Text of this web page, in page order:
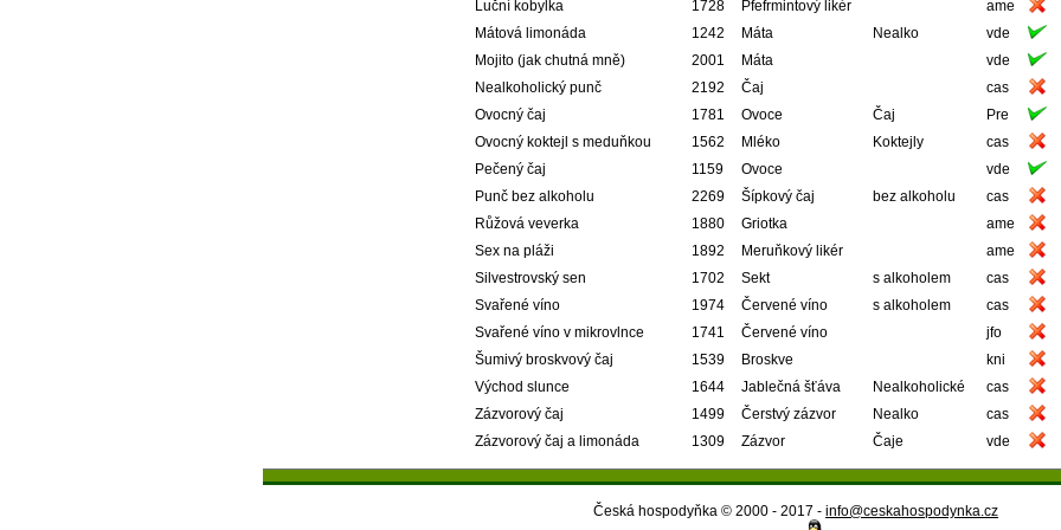
Luční kobylka
1728 Pfefrmintový likér ame
Mátová limonáda
1242 Máta Nealko vde
Mojito (jak chutná mně)
2001 Máta vde
Nealkoholický punč
2192 Čaj cas
Ovocný čaj
1781 Ovoce Čaj Pre
Ovocný koktejl s meduňkou
1562 Mléko Koktejly cas
Pečený čaj
1159 Ovoce vde
Punč bez alkoholu
2269 Šípkový čaj bez alkoholu cas
Růžová veverka
1880 Griotka ame
Sex na pláži
1892 Meruňkový likér ame
Silvestrovský sen
1702 Sekt s alkoholem cas
Svařené víno
1974 Červené víno s alkoholem cas
Svařené víno v mikrovlnce
1741 Červené víno jfo
Šumivý broskvový čaj
1539 Broskve kni
Východ slunce
1644 Jablečná šťáva Nealkoholické cas
Zázvorový čaj
1499 Čerstvý zázvor Nealko cas
Zázvorový čaj a limonáda
1309 Zázvor Čaje vde
Česká hospodyňka © 2000 - 2017 - info@ceskahospodynka.cz